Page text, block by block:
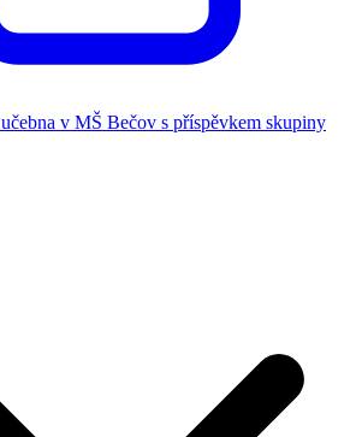
v MŠ Bečov s příspěvkem skupiny